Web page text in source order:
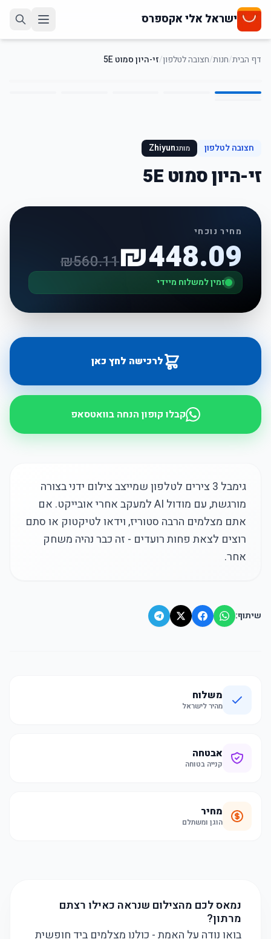
ישראל אלי אקספרס
דף הבית/חנות/חצובה לטלפון/זי-היון סמוט 5E
1
/
6
חצובה לטלפון מותגZhiyun
זי-היון סמוט 5E
מחיר נוכחי
₪448.09
₪560.11
זמין למשלוח מיידי
לרכישה לחץ כאן
קבלו קופון הנחה בוואטסאפ
גימבל 3 צירים לטלפון שמייצב צילום ידני בצורה
מורגשת, עם מודול AI למעקב אחרי אובייקט. אם
אתם מצלמים הרבה סטוריז, וידאו לטיקטוק או סתם
רוצים לצאת פחות רועדים - זה כבר נהיה משחק
אחר.
שיתוף:
משלוח
מהיר לישראל
אבטחה
קנייה בטוחה
מחיר
הוגן ומשתלם
נמאס לכם מהצילום שנראה כאילו רצתם
מרתון?
בואו נודה על האמת - כולנו מצלמים ביד חופשית